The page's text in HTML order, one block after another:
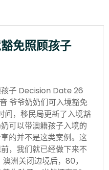
免照顾孩子
子 Decision Date 26
爷爷奶奶们可入境豁免
间，移民局更新了入境豁
可以带澳籍孩子入境的
的并不是这类案例。这
，我们就已经做下来不
洲关闭边境后，80，